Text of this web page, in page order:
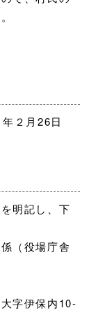
２月26日
明記し、下
（役場庁舎
伊保内10-